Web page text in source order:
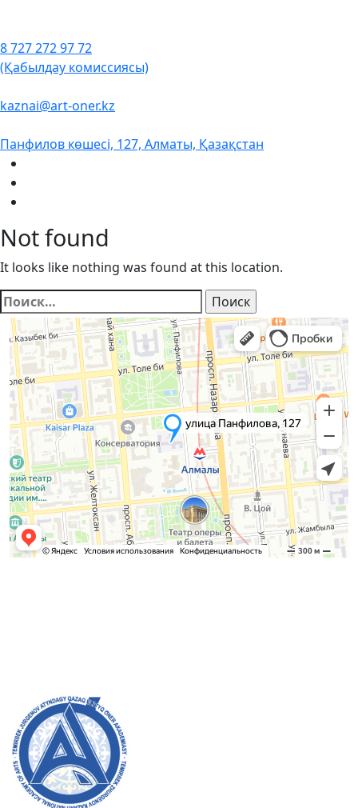
8 727 272 97 72
(Қабылдау комиссиясы)
kaznai@art-oner.kz
Панфилов көшесі, 127, Алматы, Қазақстан
Not found
It looks like nothing was found at this location.
Найти: